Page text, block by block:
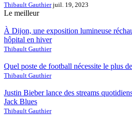
Thibault Gauthier juil. 19, 2023
Le meilleur
À Dijon, une exposition lumineuse
hôpital en hiver
Thibault Gauthier
Quel poste de football nécessite le plus
Thibault Gauthier
Justin Bieber lance des streams
Jack Blues
Thibault Gauthier